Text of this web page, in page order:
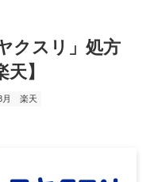
クスリ」処方
】
楽天